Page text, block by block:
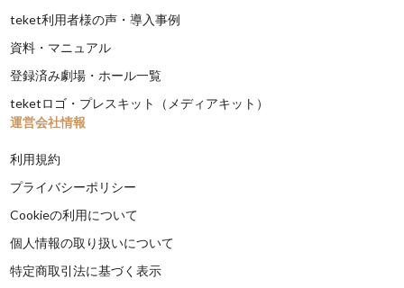
teket利用者様の声・導入事例
資料・マニュアル
登録済み劇場・ホール一覧
teketロゴ・プレスキット（メディアキット）
運営会社情報
利用規約
プライバシーポリシー
Cookieの利用について
個人情報の取り扱いについて
特定商取引法に基づく表示